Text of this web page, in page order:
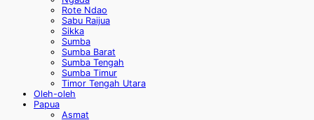
Rote Ndao
Sabu Raijua
Sikka
Sumba
Sumba Barat
Sumba Tengah
Sumba Timur
Timor Tengah Utara
Oleh-oleh
Papua
Asmat